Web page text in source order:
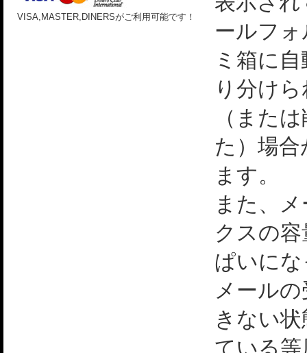
VISA,MASTER,DINERSがご利用可能です！
ールフ
ミ箱に
り分け
（また
た）場
ます。
また、
クスの
ぱいに
メール
きない
ている